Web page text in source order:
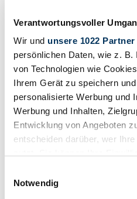
Verantwortungsvoller
Wir und unsere 1022 Partner
persönlichen Daten, wie z.
von Technologien wie
Ihrem Gerät zu speichern
personalisierte Werbung und
Werbung und Inhalten,
Entwicklung von Angeboten
entscheiden darüber, wer
Trigger Symbol ändern oder
Notwendig
/11
1972 | Dodge Challenger
Wie damals bestellt
£41,995